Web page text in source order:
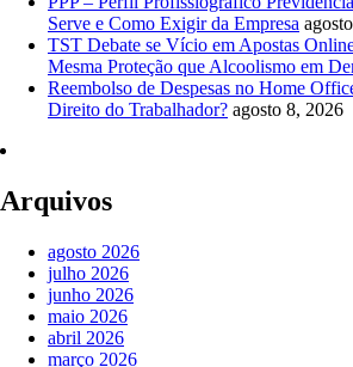
Serve e Como Exigir da Empresa
TST Debate se Vício em Apostas
Mesma Proteção que Alcoolismo em
Reembolso de Despesas no Home
Direito do Trabalhador? agosto 8, 2026
Arquivos
agosto 2026
julho 2026
junho 2026
maio 2026
abril 2026
março 2026